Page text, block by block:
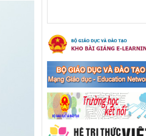
Hưởng ứng cuộc thi trực
tuyến "Tìm hiểu Nghị quyết
Trung ương 8 Khoá XIII"
Hưởng ứng cuộc thi trực tuyến
"Tìm hiểu Nghị quyết Trung
ương 8 Khoá XIII"
Ngày ban hành: 04/03/2024
Kế hoạch Triển khai công
tác tuyên truyền, đảm bảo